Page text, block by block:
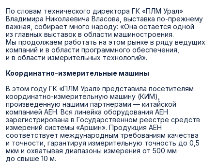
По словам технического директора ГК «ПЛМ Урал»
Владимира Николаевича Власова, выставка по-прежнему
важная, собирает много народу: «Она остается одной
из главных выставок в области машиностроения.
Мы продолжаем работать на этом рынке в ряду ведущих
компаний и в области программного обеспечения,
и в области измерительных технологий».
Координатно-измерительные машины
В этом году ГК «ПЛМ Урал» представила посетителям
координатно-измерительную машину (КИМ),
произведенную нашими партнерами — китайской
компанией AEH. Вся линейка оборудования AEH
зарегистрирована в Государственном реестре средств
измерений системы «Аршин». Продукция AEH
соответствует международным требованиям качества
и точности, гарантируя измерительную точность до 0,5
мкм и охватывая диапазоны измерения от 500 мм
до свыше 10 м.